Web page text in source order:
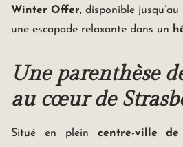
RESTAURANT «
LES SALONS
LE SPA MAISON
SOINS ET
Winter Offer, disponible
une escapade relaxante dans un
Une parenthèse
au cœur de
Situé en plein centre-ville de